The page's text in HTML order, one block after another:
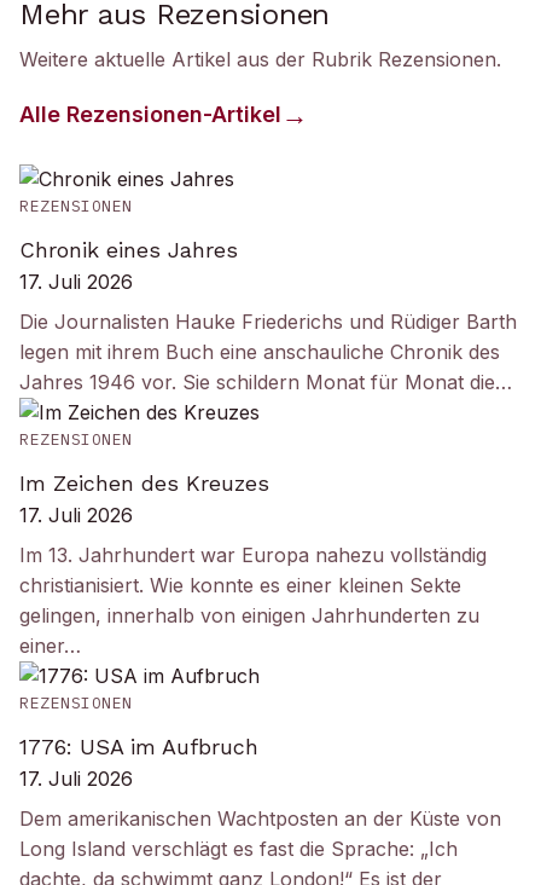
Mehr aus Rezensionen
Weitere aktuelle Artikel aus der Rubrik Rezensionen.
Alle Rezensionen-Artikel
REZENSIONEN
Chronik eines Jahres
17. Juli 2026
Die Journalisten Hauke Friederichs und Rüdiger Barth
legen mit ihrem Buch eine anschauliche Chronik des
Jahres 1946 vor. Sie schildern Monat für Monat die…
REZENSIONEN
Im Zeichen des Kreuzes
17. Juli 2026
Im 13. Jahrhundert war Europa nahezu vollständig
christianisiert. Wie konnte es einer kleinen Sekte
gelingen, innerhalb von einigen Jahrhunderten zu
einer…
REZENSIONEN
1776: USA im Aufbruch
17. Juli 2026
Dem amerikanischen Wachtposten an der Küste von
Long Island verschlägt es fast die Sprache: „Ich
dachte, da schwimmt ganz London!“ Es ist der